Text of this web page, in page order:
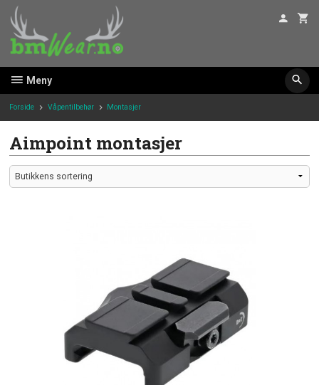
innholdet
Meny
Forside Våpentilbehør Montasjer
Aimpoint montasjer